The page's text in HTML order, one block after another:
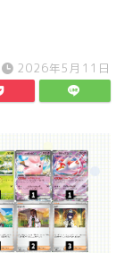
2026年5月11日